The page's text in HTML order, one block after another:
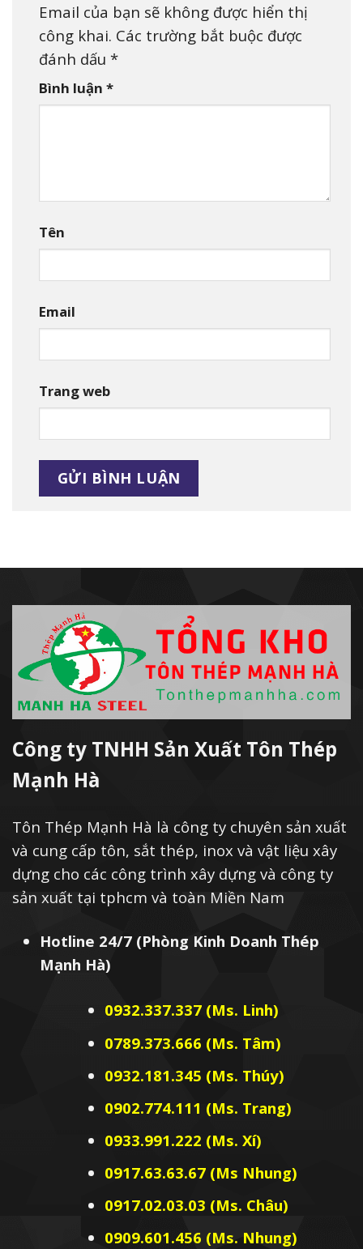
Email của bạn sẽ không được hiển thị
công khai. Các trường bắt buộc được
đánh dấu *
Bình luận *
Tên
Email
Trang web
Công ty TNHH Sản Xuất Tôn Thép
Mạnh Hà
Tôn Thép Mạnh Hà là công ty chuyên sản xuất
và cung cấp tôn, sắt thép, inox và vật liệu xây
dựng cho các công trình xây dựng và công ty
sản xuất tại tphcm và toàn Miền Nam
Hotline 24/7 (Phòng Kinh Doanh Thép
Mạnh Hà)
0932.337.337 (Ms. Linh)
0789.373.666 (Ms. Tâm)
0932.181.345 (Ms. Thúy)
0902.774.111 (Ms. Trang)
0933.991.222 (Ms. Xí)
0917.63.63.67 (Ms Nhung)
0917.02.03.03 (Ms. Châu)
0909.601.456 (Ms. Nhung)